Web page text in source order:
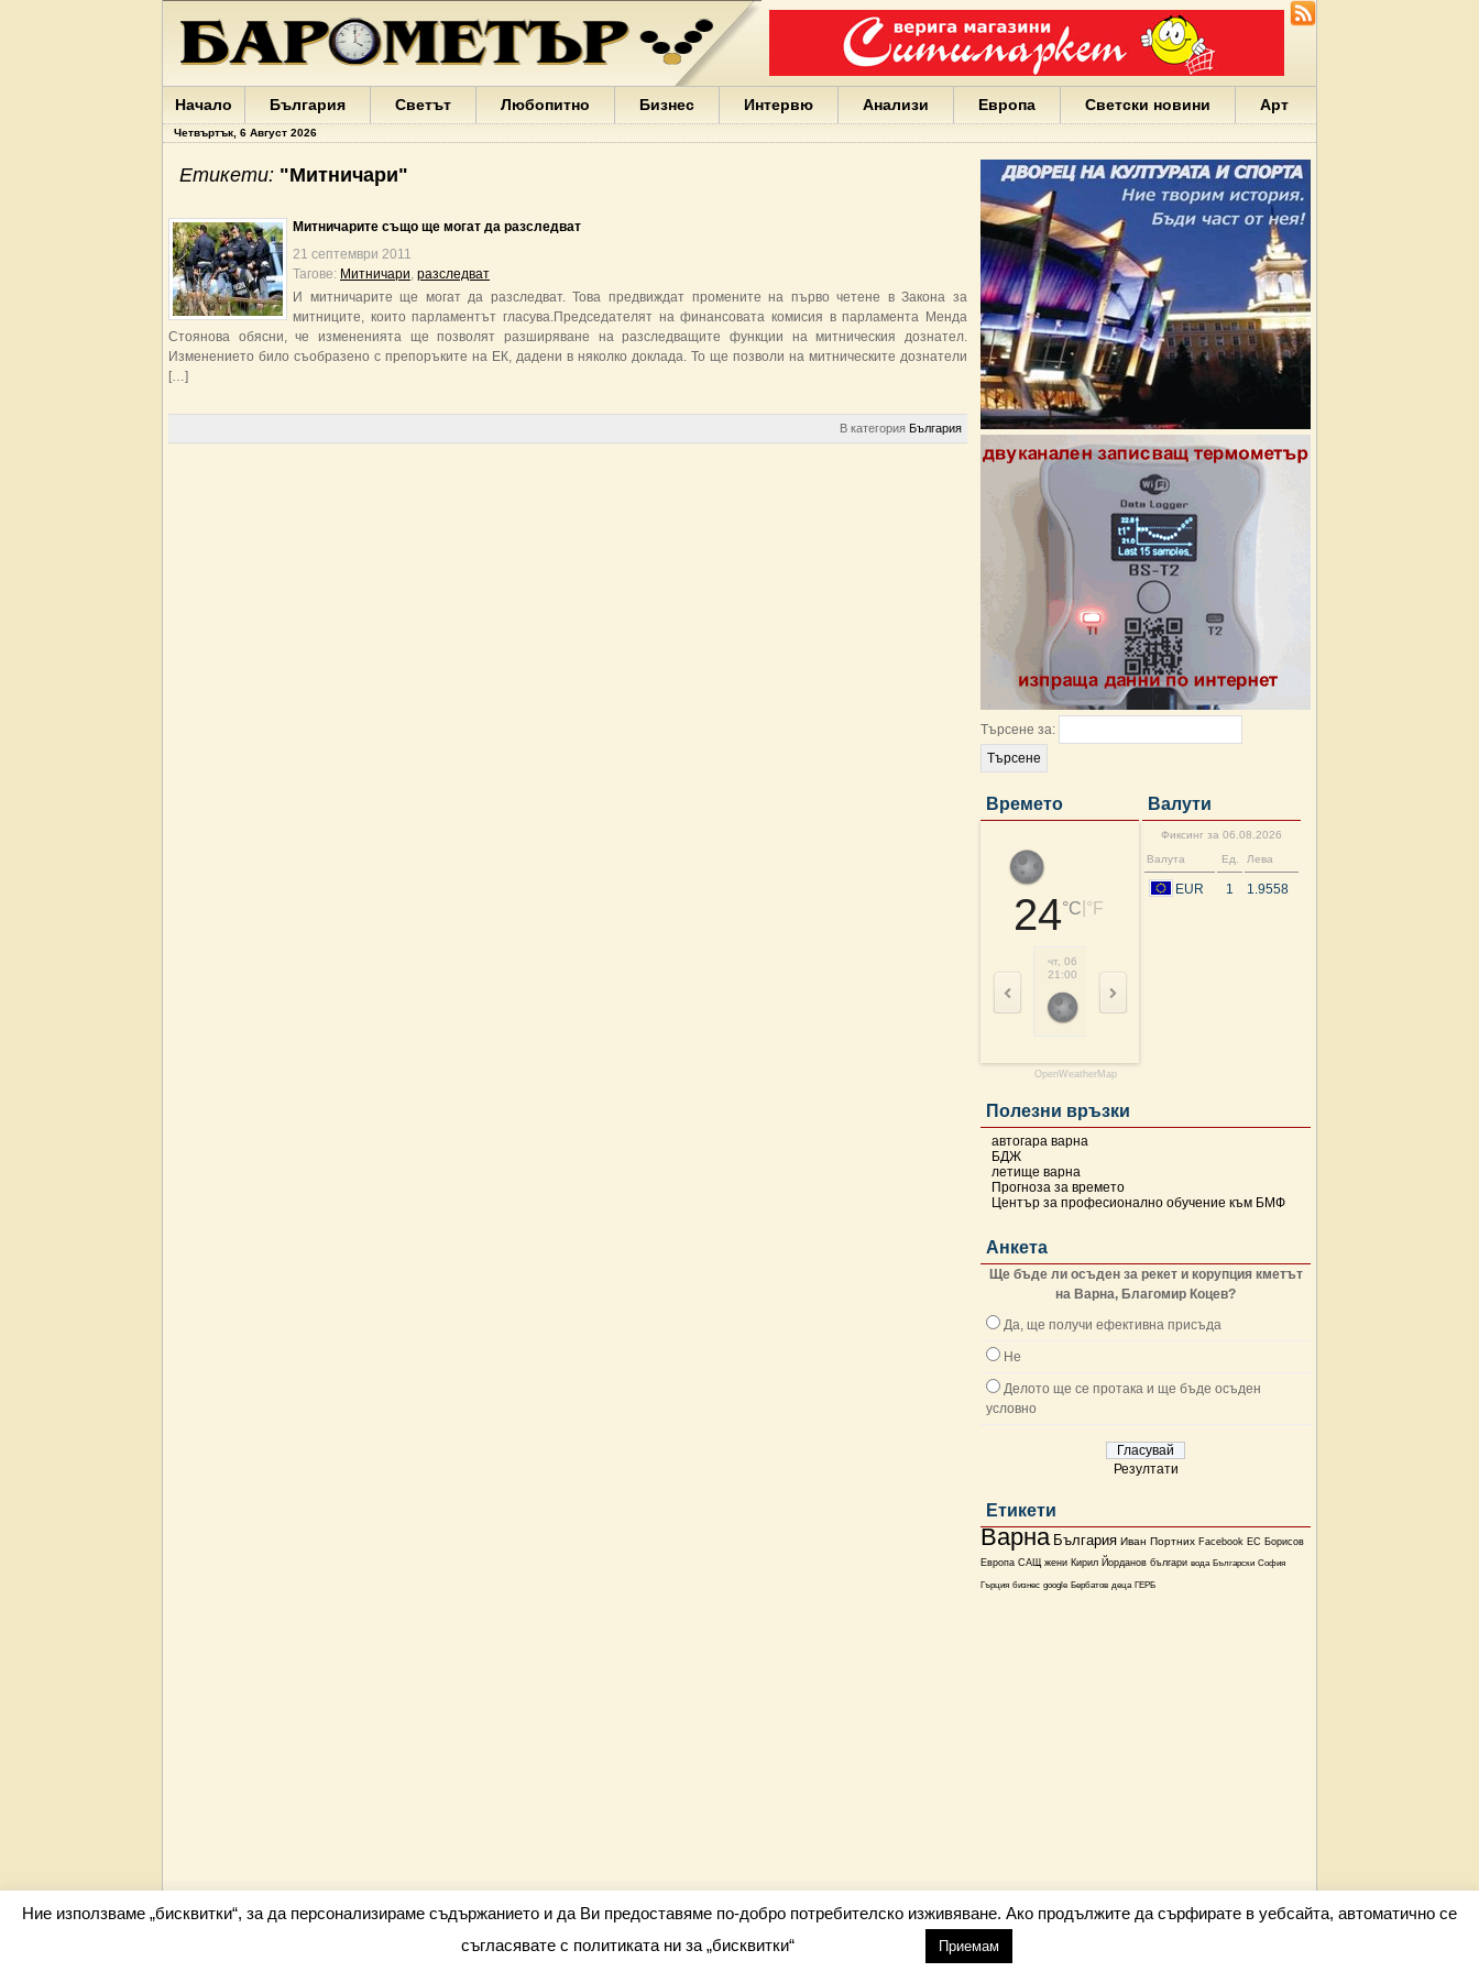
Варна
България
Портних
Facebook
ЕС
Борисов
Европа
Български
София
Гърция
бизнес
google
Начало България Светът Любопитно Бизнес Интервю Анализи Европа Светски новини Арт
Четвъртък, 6 Август 2026
Търсене за:
Времето
24°C °F
чт, 06
21:00
00:00
OpenWeatherMap
Валути
Фиксинг за 06.08.2026
Валута
Ед. Лева
EUR 1 1.9558
Полезни връзки
автогара варна
БДЖ
летище варна
Прогноза за времето
Център за професионално обучение към БМФ
Анкета
Ще бъде ли осъден за рекет и корупция кметът
на Варна, Благомир Коцев?
Да, ще получи ефективна присъда
Не
Делото ще се протака и ще бъде осъден
условно
Резултати
Етикети
Варна България Иван Портних Facebook ЕС Борисов
Европа САЩ жени Кирил Йорданов българи вода Български София
Гърция бизнес google Бербатов деца ГЕРБ
Етикети: "Mитничари"
Mитничарите също ще могат да разследват
21 септември 2011
Тагове: Mитничари, разследват
И митничарите ще могат да разследват. Това предвиждат промените на първо четене в Закона за
митниците, които парламентът гласува.Председателят на финансовата комисия в парламента Менда
Стоянова обясни, че измененията ще позволят разширяване на разследващите функции на митническия дознател.
Изменението било съобразено с препоръките на ЕК, дадени в няколко доклада. То ще позволи на митническите дознатели
[…]
В категория България
Всички права запазени barometar.net © 2026 info@barometar.net
Ние използваме „бисквитки“, за да персонализираме съдържанието и да Ви предоставяме по-добро потребителско изживяване. Ако продължите да сърфирате в уебсайта, автоматично се
съгласявате с политиката ни за „бисквитки“
Приемам